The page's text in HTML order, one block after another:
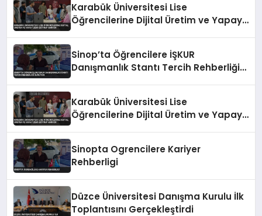
Karabük Üniversitesi Lise
Öğrencilerine Dijital Üretim ve Yapay
Sinop’ta Öğrencilere İŞKUR
Danışmanlık Stantı Tercih Rehberliği
Karabük Üniversitesi Lise
Öğrencilerine Dijital Üretim ve Yapay
Sinopta Ogrencilere Kariyer
Rehberligi
Düzce Üniversitesi Danışma Kurulu İlk
Toplantısını Gerçekleştirdi